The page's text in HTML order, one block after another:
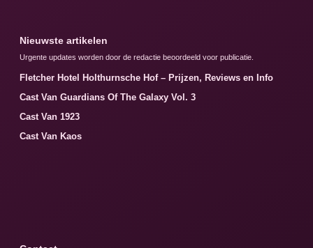
Nieuwste artikelen
Urgente updates worden door de redactie beoordeeld voor publicatie.
Fletcher Hotel Holthurnsche Hof – Prijzen, Reviews en Info
Cast Van Guardians Of The Galaxy Vol. 3
Cast Van 1923
Cast Van Kaos